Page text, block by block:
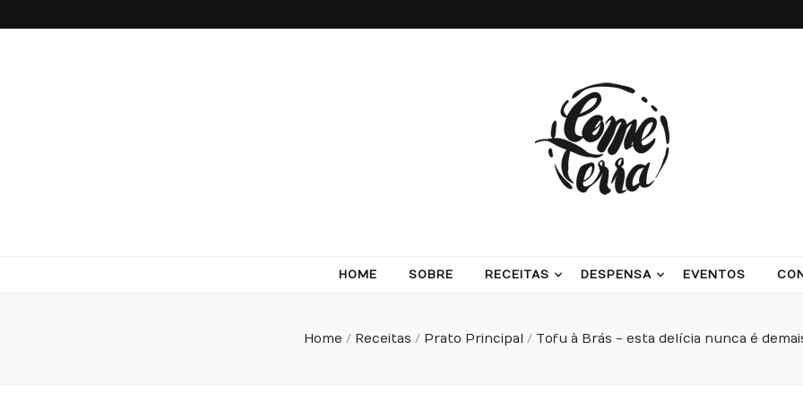
HOME SOBRE RECEITAS DESPENSA EVENTOS
Home / Receitas / Prato Principal / Tofu à Brás - esta delícia nunca é